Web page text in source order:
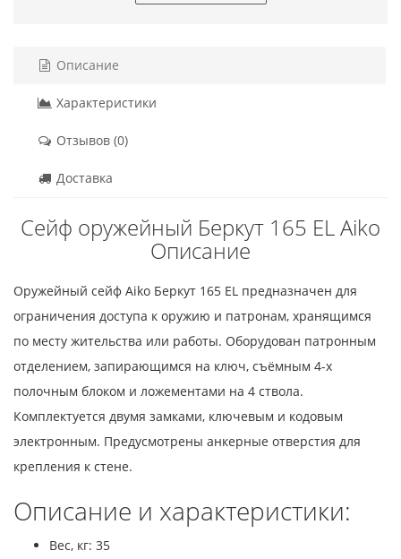
Описание
Характеристики
Отзывов (0)
Доставка
Сейф оружейный Беркут 165 EL Aiko
Описание
Оружейный сейф Aiko Беркут 165 EL предназначен для
ограничения доступа к оружию и патронам, хранящимся
по месту жительства или работы. Оборудован патронным
отделением, запирающимся на ключ, съёмным 4-х
полочным блоком и ложементами на 4 ствола.
Комплектуется двумя замками, ключевым и кодовым
электронным. Предусмотрены анкерные отверстия для
крепления к стене.
Описание и характеристики:
Вес, кг: 35